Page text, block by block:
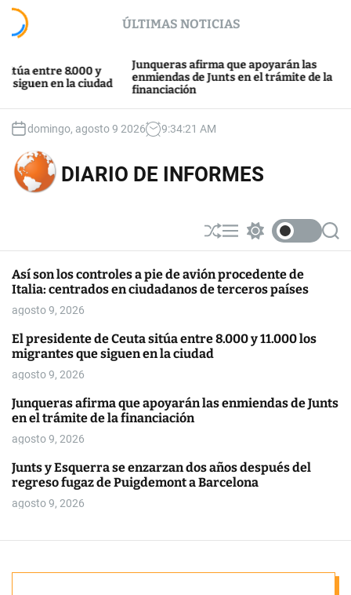
c
ÚLTIMAS NOTICIAS
8.000 y
en la ciudad
Junqueras afirma que apoyarán las
enmiendas de Junts en el trámite de la
financiación
domingo, agosto 9 2026 9:34:22 AM
DIARIO DE INFORMES
S
h
ff
l
M
e
u
w
t
c
l
d
S
e
Así son los controles a pie de avión procedente de
Italia: centrados en ciudadanos de terceros países
agosto 9, 2026
El presidente de Ceuta sitúa entre 8.000 y 11.000 los
migrantes que siguen en la ciudad
agosto 9, 2026
Junqueras afirma que apoyarán las enmiendas de Junts
en el trámite de la financiación
agosto 9, 2026
Junts y Esquerra se enzarzan dos años después del
regreso fugaz de Puigdemont a Barcelona
agosto 9, 2026